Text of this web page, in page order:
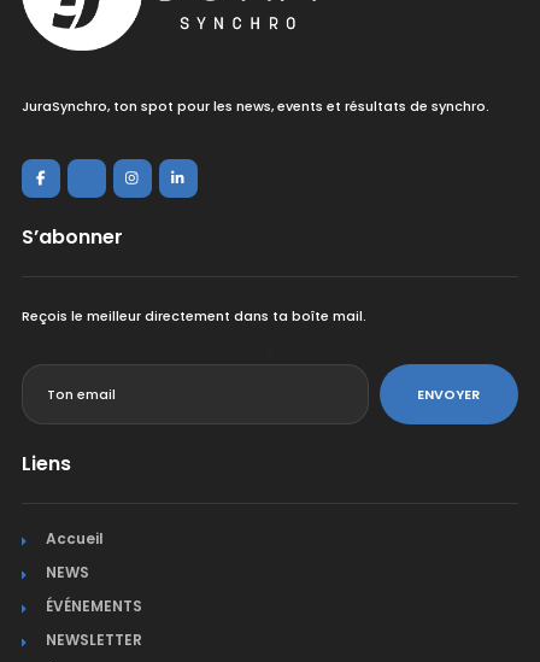
JuraSynchro, ton spot pour les news, events et résultats de synchro.
S’abonner
Reçois le meilleur directement dans ta boîte mail.
ENVOYER
Liens
Accueil
NEWS
ÉVÉNEMENTS
NEWSLETTER